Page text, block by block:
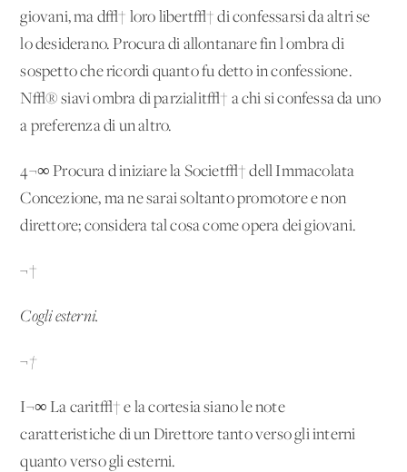
giovani, ma d√† loro libert√† di confessarsi da altri se
lo desiderano. Procura di allontanare fin l'ombra di
sospetto che ricordi quanto fu detto in confessione.
N√® siavi ombra di parzialit√† a chi si confessa da uno
a preferenza di un altro.
4¬∞ Procura d'iniziare la Societ√† dell'Immacolata
Concezione, ma ne sarai soltanto promotore e non
direttore; considera tal cosa come opera dei giovani.
¬†
Cogli esterni.
¬†
I¬∞ La carit√† e la cortesia siano le note
caratteristiche di un Direttore tanto verso gli interni
quanto verso gli esterni.